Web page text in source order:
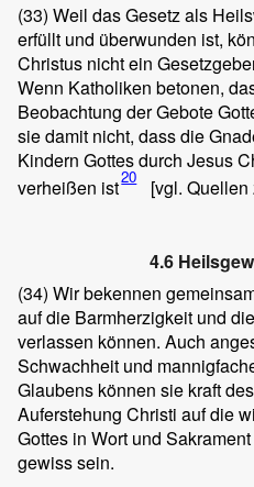
(33) Weil das Gesetz als
erfüllt und überwunden ist,
Christus nicht ein
Wenn Katholiken betonen,
Beobachtung der Gebote
sie damit nicht, dass die
Kindern Gottes durch Jesus
verheißen ist20 [vgl. Quellen
4.6
(34) Wir bekennen
auf die Barmherzigkeit und
verlassen können. Auch
Schwachheit und
Glaubens können sie kraft
Auferstehung Christi auf die
Gottes in Wort und
gewiss sein.